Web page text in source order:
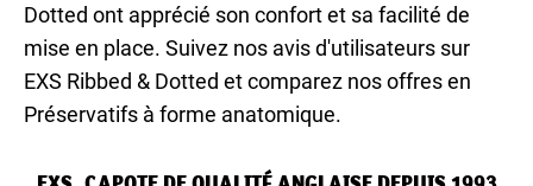
Dotted ont apprécié son confort et sa facilité de
mise en place. Suivez nos avis d'utilisateurs sur
EXS Ribbed & Dotted et comparez nos offres en
Préservatifs à forme anatomique.